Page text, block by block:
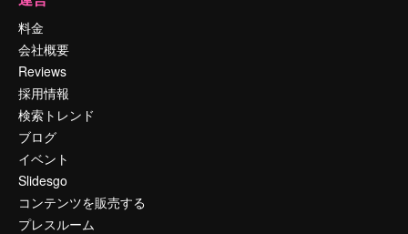
料金
会社概要
Reviews
採用情報
検索トレンド
ブログ
イベント
Slidesgo
コンテンツを販売する
プレスルーム